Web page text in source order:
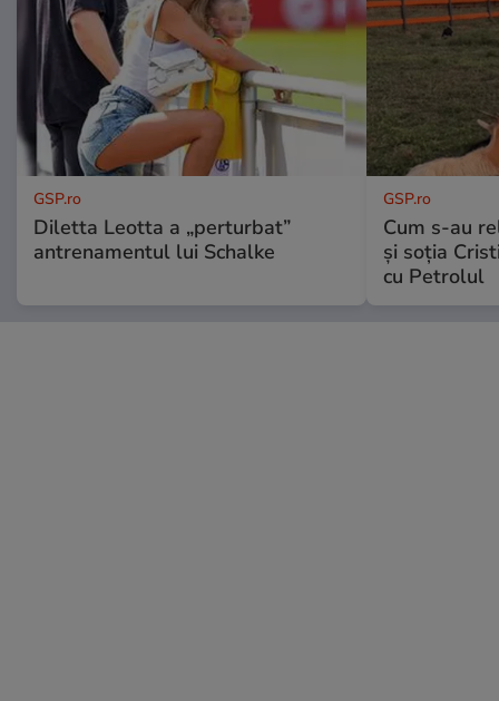
GSP.ro
Diletta Leotta a „perturbat”
antrenamentul lui Schalke
GSP.ro
Cum s-au
și soția
cu Petrolul